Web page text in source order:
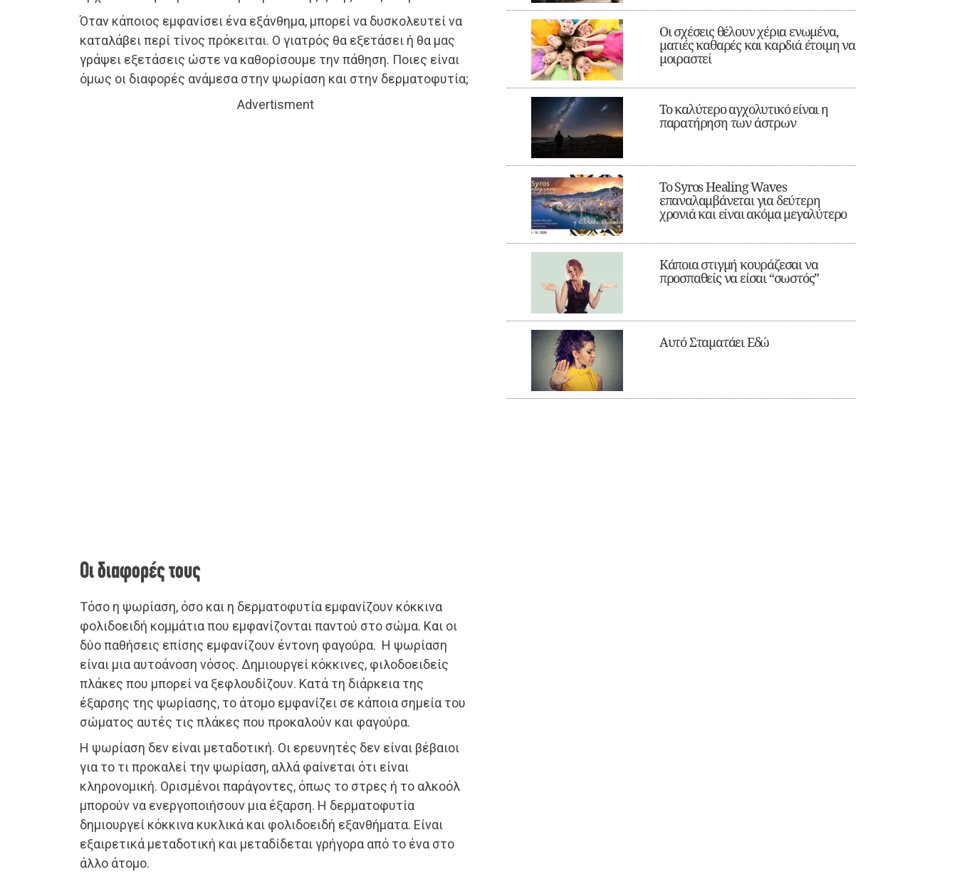
Όταν κάποιος εμφανίσει ένα εξάνθημα, μπορεί να δυσκολευτεί να
καταλάβει περί τίνος πρόκειται. Ο γιατρός θα εξετάσει ή θα μας
γράψει εξετάσεις ώστε να καθορίσουμε την πάθηση. Ποιες είναι
όμως οι διαφορές ανάμεσα στην ψωρίαση και στην δερματοφυτία;
Advertisment
Οι διαφορές τους
Τόσο η ψωρίαση, όσο και η δερματοφυτία εμφανίζουν κόκκινα
φολιδοειδή κομμάτια που εμφανίζονται παντού στο σώμα. Και οι
δύο παθήσεις επίσης εμφανίζουν έντονη φαγούρα. Η ψωρίαση
είναι μια αυτοάνοση νόσος. Δημιουργεί κόκκινες, φιλοδοειδείς
πλάκες που μπορεί να ξεφλουδίζουν. Κατά τη διάρκεια της
έξαρσης της ψωρίασης, το άτομο εμφανίζει σε κάποια σημεία του
σώματος αυτές τις πλάκες που προκαλούν και φαγούρα.
Η ψωρίαση δεν είναι μεταδοτική. Οι ερευνητές δεν είναι βέβαιοι
για το τι προκαλεί την ψωρίαση, αλλά φαίνεται ότι είναι
κληρονομική. Ορισμένοι παράγοντες, όπως το στρες ή το αλκοόλ
μπορούν να ενεργοποιήσουν μια έξαρση. Η δερματοφυτία
δημιουργεί κόκκινα κυκλικά και φολιδοειδή εξανθήματα. Είναι
εξαιρετικά μεταδοτική και μεταδίδεται γρήγορα από το ένα στο
άλλο άτομο.
Οι σχέσεις θέλουν χέρια ενωμένα,
ματιές καθαρές και καρδιά έτοιμη να
μοιραστεί
Το καλύτερο αγχολυτικό είναι η
παρατήρηση των άστρων
Το Syros Healing Waves
επαναλαμβάνεται για δεύτερη
χρονιά και είναι ακόμα μεγαλύτερο
Κάποια στιγμή κουράζεσαι να
προσπαθείς να είσαι “σωστός”
Αυτό Σταματάει Εδώ